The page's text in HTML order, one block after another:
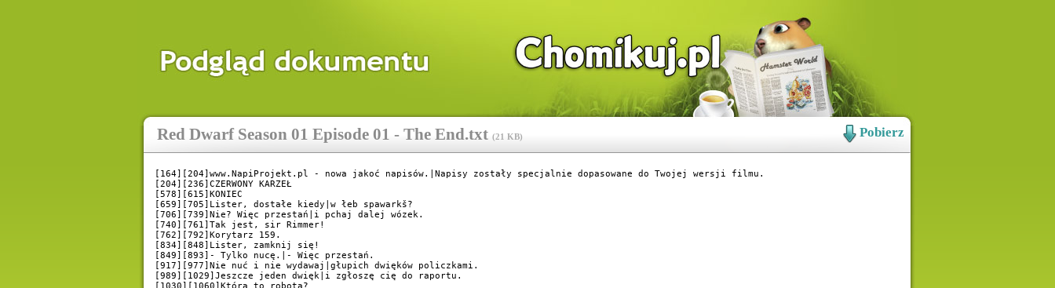
Red Dwarf Season 01 Episode 01 - The End.txt (21 KB) Pobierz
[164][204]www.NapiProjekt.pl - nowa jakoć napisów.|Napisy zostały specjalnie dopasowane do Twojej wersji filmu.
[204][236]CZERWONY KARZEŁ
[578][615]KONIEC
[659][705]Lister, dostałe kiedy|w łeb spawarkš?
[706][739]Nie? Więc przestań|i pchaj dalej wózek.
[740][761]Tak jest, sir Rimmer!
[762][792]Korytarz 159.
[834][848]Lister, zamknij się!
[849][893]- Tylko nucę.|- Więc przestań.
[917][977]Nie nuć i nie wydawaj|głupich dwięków policzkami.
[989][1029]Jeszcze jeden dwięk|i zgłoszę cię do raportu.